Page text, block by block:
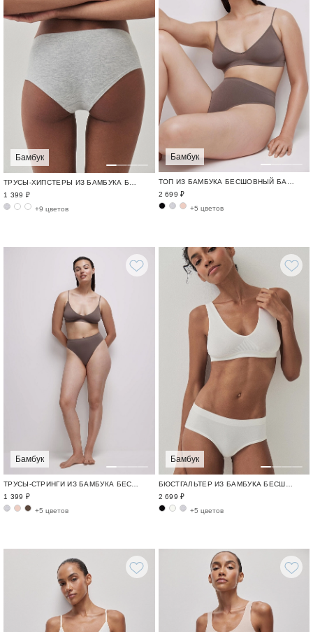
Бамбук
1 399 ₽
+9 цветов
Бамбук
ТОП ИЗ БАМБУКА БЕСШОВНЫЙ БАМБУК / BAMBOO SEAMLESS
2 699 ₽
+5 цветов
Бамбук
1 399 ₽
+5 цветов
Бамбук
2 699 ₽
+5 цветов